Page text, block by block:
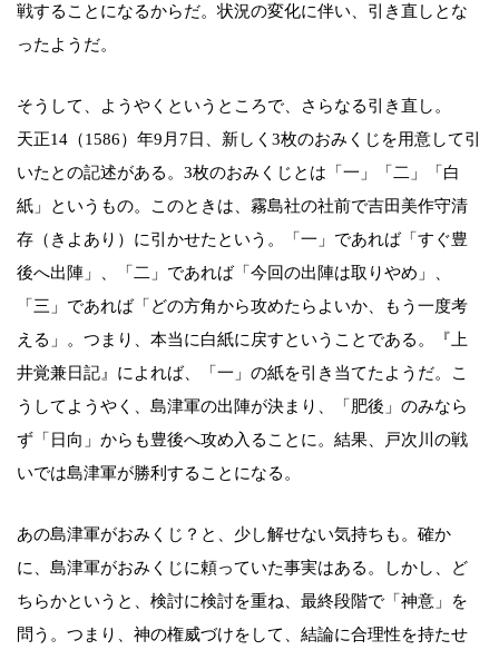
戦することになるからだ。状況の変化に伴い、引き直しとな
ったようだ。
そうして、ようやくというところで、さらなる引き直し。
天正14（1586）年9月7日、新しく3枚のおみくじを用意して引
いたとの記述がある。3枚のおみくじとは「一」「二」「白
紙」というもの。このときは、霧島社の社前で吉田美作守清
存（きよあり）に引かせたという。「一」であれば「すぐ豊
後へ出陣」、「二」であれば「今回の出陣は取りやめ」、
「三」であれば「どの方角から攻めたらよいか、もう一度考
える」。つまり、本当に白紙に戻すということである。『上
井覚兼日記』によれば、「一」の紙を引き当てたようだ。こ
うしてようやく、島津軍の出陣が決まり、「肥後」のみなら
ず「日向」からも豊後へ攻め入ることに。結果、戸次川の戦
いでは島津軍が勝利することになる。
あの島津軍がおみくじ？と、少し解せない気持ちも。確か
に、島津軍がおみくじに頼っていた事実はある。しかし、ど
ちらかというと、検討に検討を重ね、最終段階で「神意」を
問う。つまり、神の権威づけをして、結論に合理性を持たせ